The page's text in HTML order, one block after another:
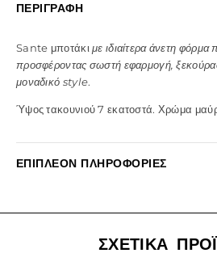
ΠΕΡΙΓΡΑΦΉ
Sante μποτάκιμε ιδιαίτερα άνετη φόρμα
προσφέροντας σωστή εφαρμογή,
μοναδικό style.
Ύψος τακουνιού 7 εκατοστά. Χρώμα
ΕΠΙΠΛΈΟΝ ΠΛΗΡΟΦΟΡΊΕΣ
ΣΧΕΤΙΚΆ